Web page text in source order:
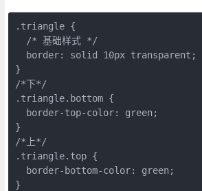
.triangle {
  /* 基础样式 */
  border: solid 10px transparent;
}
/*下*/
.triangle.bottom {
  border-top-color: green;
}
/*上*/
.triangle.top {
  border-bottom-color: green;
}